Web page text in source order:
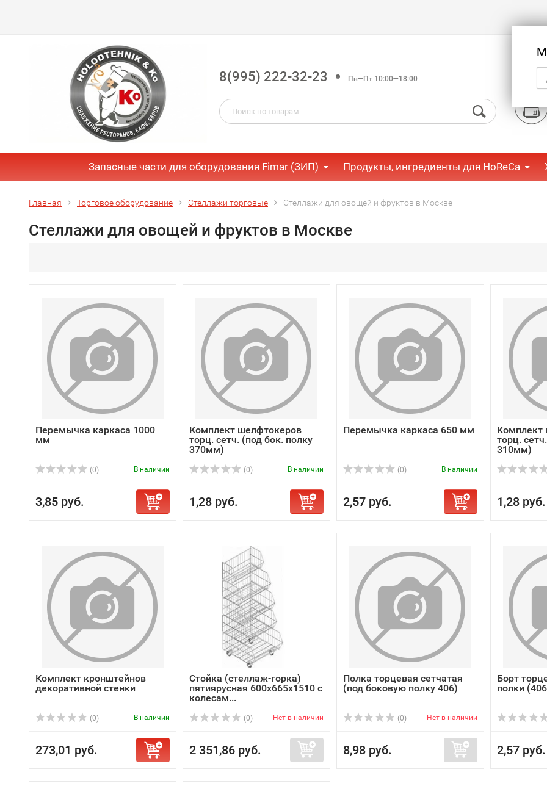
8(995) 222-32-23 Пн—Пт 10:00—18:00
Запасные части для оборудования Fimar (ЗИП) Продукты, ингредиенты для HoReCa
Главная Торговое оборудование Стеллажи торговые Стеллажи для овощей и фруктов в Москве
Стеллажи для овощей и фруктов в Москве
Перемычка каркаса 1000
мм
(0) В наличии
3,85 руб.
Комплект шелфтокеров
торц. сетч. (под бок. полку
370мм)
(0) В наличии
1,28 руб.
Перемычка каркаса 650 мм
(0) В наличии
2,57 руб.
Комплект
торц.
310мм)
1,28 руб.
Комплект кронштейнов
декоративной стенки
(0) В наличии
273,01 руб.
Стойка (стеллаж-горка)
пятиярусная 600х665х1510 c
колесам...
(0) Нет в наличии
2 351,86 руб.
Полка торцевая сетчатая
(под боковую полку 406)
(0) Нет в наличии
8,98 руб.
Борт
полки
2,57 руб.